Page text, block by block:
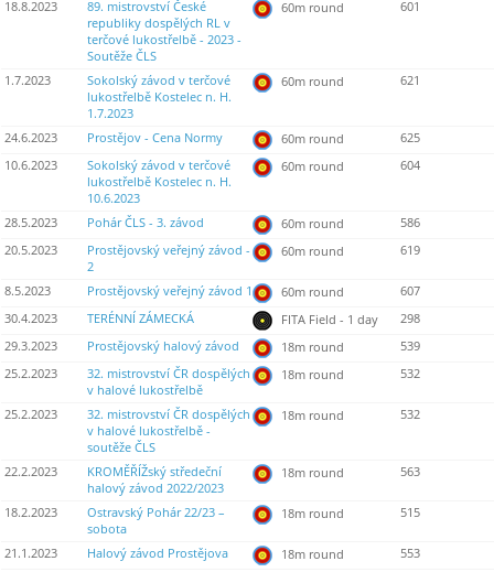
18.8.2023
89. mistrovství České
republiky dospělých RL v
terčové lukostřelbě - 2023 -
Soutěže ČLS
60m round 601
1.7.2023
Sokolský závod v terčové
lukostřelbě Kostelec n. H.
1.7.2023
60m round 621
24.6.2023 Prostějov - Cena Normy 60m round
625
10.6.2023
Sokolský závod v terčové
lukostřelbě Kostelec n. H.
10.6.2023
60m round 604
28.5.2023 Pohár ČLS - 3. závod 60m round
586
20.5.2023
Prostějovský veřejný závod -
2
60m round 619
8.5.2023 Prostějovský veřejný závod 1 60m round
607
30.4.2023
TERÉNNÍ ZÁMECKÁ FITA Field - 1 day
298
29.3.2023
Prostějovský halový závod 18m round
539
25.2.2023
32. mistrovství ČR dospělých
v halové lukostřelbě
18m round 532
25.2.2023
32. mistrovství ČR dospělých
v halové lukostřelbě -
soutěže ČLS
18m round 532
22.2.2023
KROMĚŘÍŽský středeční
halový závod 2022/2023
18m round 563
18.2.2023
Ostravský Pohár 22/23 –
sobota
18m round 515
21.1.2023 Halový závod Prostějova 18m round
553